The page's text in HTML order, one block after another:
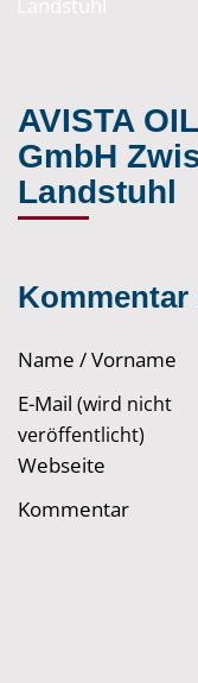
AVISTA
GmbH
Landstuhl
Kommentar
Name / Vorname
E-Mail (wird nicht
veröffentlicht)
Webseite
Kommentar